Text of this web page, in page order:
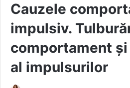
Cauzele
impulsiv.
comportament
al impulsurilor